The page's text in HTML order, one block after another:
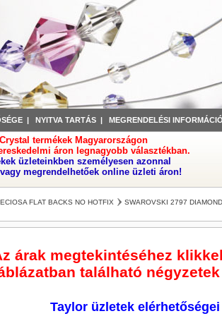
| NYITVA TARTÁS | MEGRENDELÉSI
termékek Magyarországon
áron legnagyobb választékban.
üzleteinkben személyesen azonnal
megrendelhetőek online üzleti áron!
FLAT BACKS NO HOTFIX SWAROVSKI 2797
Kép nagyítása Kép nagyítása
árak megtekintéséhez
található
Taylor üzletek elérhetőségei